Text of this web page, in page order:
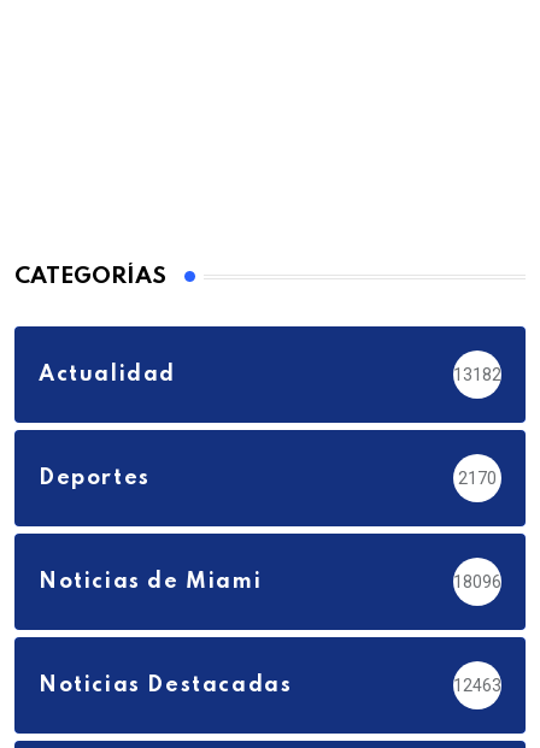
CATEGORÍAS
Actualidad 13182
Deportes 2170
Noticias de Miami 18096
Noticias Destacadas 12463